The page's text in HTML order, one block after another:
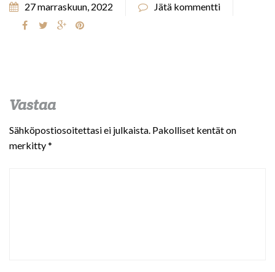
27 marraskuun, 2022 Jätä kommentti
Vastaa
Sähköpostiosoitettasi ei julkaista. Pakolliset kentät on
merkitty*